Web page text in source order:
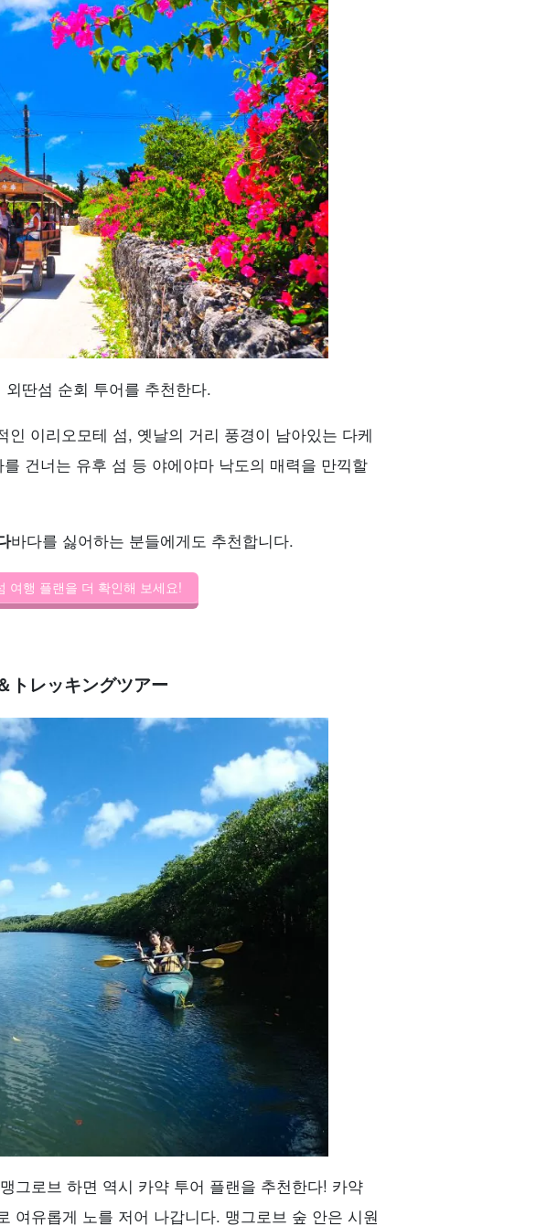
외딴섬 순회 투어를 추천한다.
이리오모테 섬, 옛날의 거리 풍경이 남아있는 다케
건너는 유후 섬 등 야에야마 낙도의 매력을 만끽할
바다를 싫어하는 분들에게도 추천합니다.
여행 플랜을 더 확인해 보세요!
トレッキングツアー
그로브 하면 역시 카약 투어 플랜을 추천한다! 카약
여유롭게 노를 저어 나갑니다. 맹그로브 숲 안은 시원